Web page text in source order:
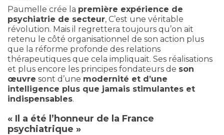
Paumelle crée la première expérience de
psychiatrie de secteur, C’est une véritable
révolution. Mais il regrettera toujours qu’on ait
retenu le côté organisationnel de son action plus
que la réforme profonde des relations
thérapeutiques que cela impliquait. Ses réalisations
et plus encore les principes fondateurs de son
œuvre sont d’une modernité et d’une
intelligence plus que jamais stimulantes et
indispensables.
« Il a été l’honneur de la France
psychiatrique »